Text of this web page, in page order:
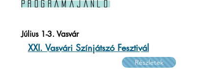
Programajánló
Július 1-3. Vasvár
XXI. Vasvári Színjátszó Fesztivál
Részletek